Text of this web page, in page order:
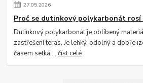
27.05.2026
Proč se dutinkový polykarbonát
Dutinkový polykarbonát je oblíbený
zastřešení teras. Je lehký, odolný a dobře
časem setká ...číst celé